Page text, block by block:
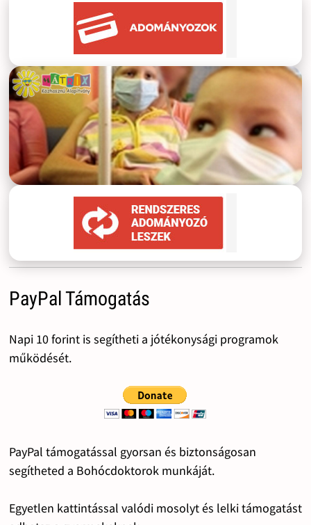
PayPal Támogatás
Napi 10 forint is segítheti a jótékonysági programok
működését.
PayPal támogatással gyorsan és biztonságosan
segítheted a Bohócdoktorok munkáját.
Egyetlen kattintással valódi mosolyt és lelki támogatást